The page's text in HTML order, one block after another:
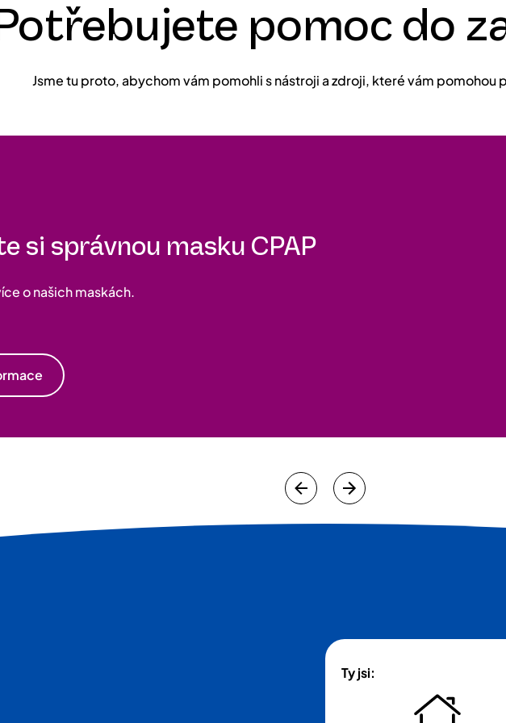
pomoc do
Jsme tu proto, abychom vám pomohli s nástroji a zdroji, které vám pomohou
si správnou masku CPAP
o našich maskách.
Ty jsi: